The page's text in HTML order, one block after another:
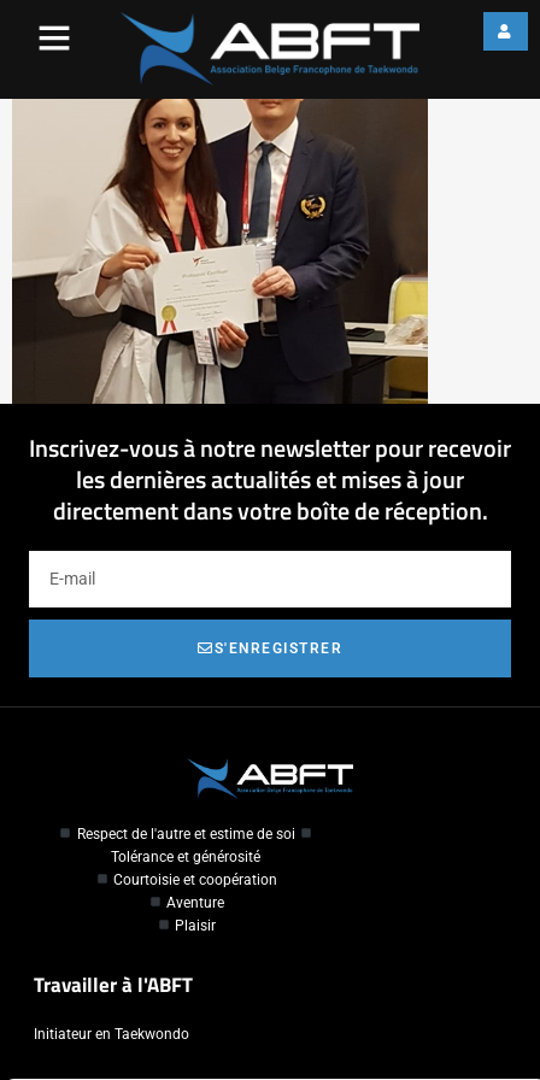
Inscrivez-vous à notre newsletter pour recevoir
les dernières actualités et mises à jour
directement dans votre boîte de réception.
S'ENREGISTRER
Respect de l'autre et estime de soi
Tolérance et générosité
Courtoisie et coopération
Aventure
Plaisir
Travailler à l'ABFT
Initiateur en Taekwondo